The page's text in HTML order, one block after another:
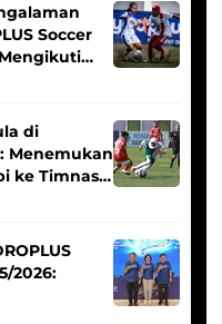
Soccer
di
Menemukan
ke Timnas
2026: